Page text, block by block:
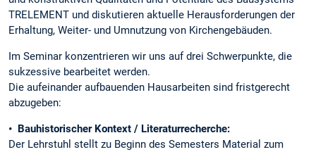
TRELEMENT und diskutieren aktuelle Herausforderungen der
Erhaltung, Weiter- und Umnutzung von Kirchengebäuden.
Im Seminar konzentrieren wir uns auf drei Schwerpunkte, die
sukzessive bearbeitet werden.
Die aufeinander aufbauenden Hausarbeiten sind fristgerecht
abzugeben:
• Bauhistorischer Kontext / Literaturrecherche:
Der Lehrstuhl stellt zu Beginn des Semesters Material zum